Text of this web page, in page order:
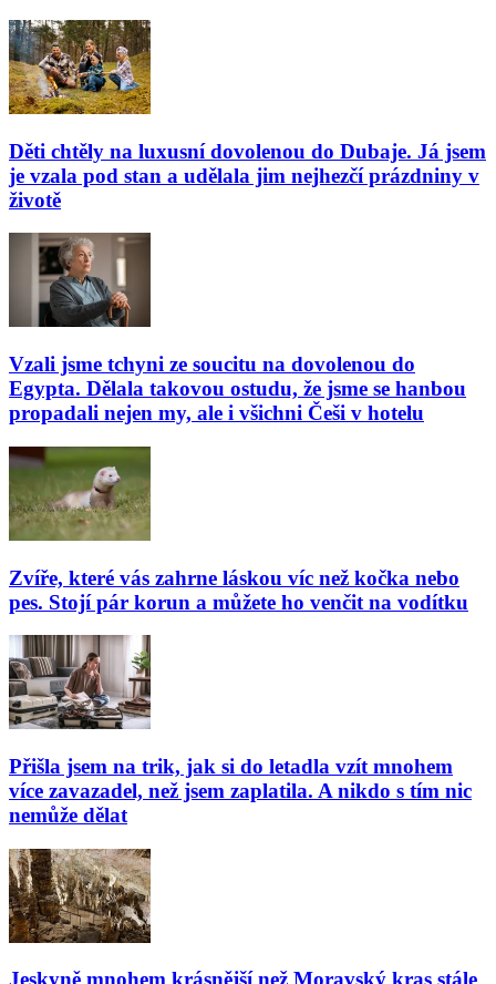
Děti chtěly na luxusní dovolenou do Dubaje. Já jsem
je vzala pod stan a udělala jim nejhezčí prázdniny v
životě
Vzali jsme tchyni ze soucitu na dovolenou do
Egypta. Dělala takovou ostudu, že jsme se hanbou
propadali nejen my, ale i všichni Češi v hotelu
Zvíře, které vás zahrne láskou víc než kočka nebo
pes. Stojí pár korun a můžete ho venčit na vodítku
Přišla jsem na trik, jak si do letadla vzít mnohem
více zavazadel, než jsem zaplatila. A nikdo s tím nic
nemůže dělat